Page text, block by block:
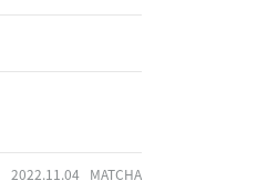
2022.11.04 MATCHA